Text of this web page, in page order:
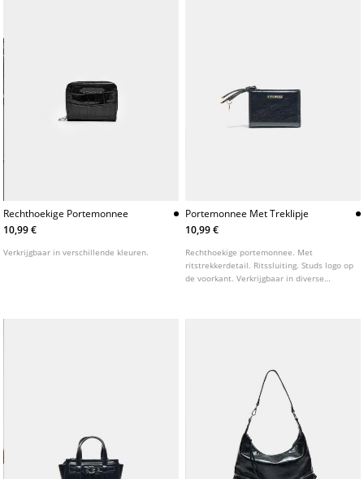
Rechthoekige Portemonnee
10,99 €
Verkrijgbaar in verschillende kleuren.
Portemonnee Met Treklipje
10,99 €
Rechthoekige portemonnee. Met
ritstrekkerdetail. Ritssluiting. Studs logo op
de voorkant. Verkrijgbaar in diverse